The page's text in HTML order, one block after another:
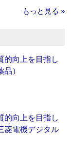
もっと見る »
的向上を目指し
）
的向上を目指し
菱電機デジタル